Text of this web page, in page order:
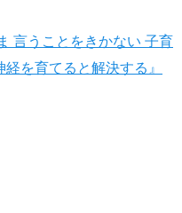
言うことをきかない 子育
を育てると解決する』